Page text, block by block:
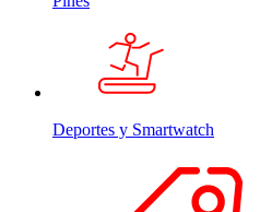
Deportes y Smartwatch